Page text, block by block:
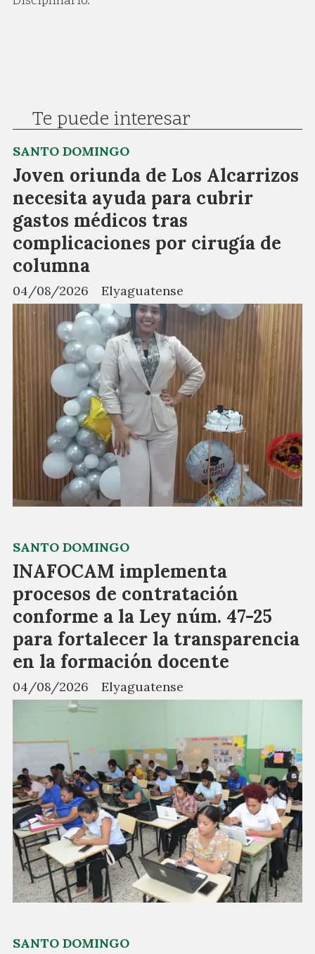
Te puede interesar
Joven oriunda de Los Alcarrizos
necesita ayuda para cubrir
gastos médicos tras
complicaciones por cirugía de
columna
Elyaguatense
SANTO DOMINGO
04/08/2026
INAFOCAM implementa
procesos de contratación
conforme a la Ley núm. 47-25
para fortalecer la transparencia
en la formación docente
Elyaguatense
SANTO DOMINGO
04/08/2026
SANTO DOMINGO